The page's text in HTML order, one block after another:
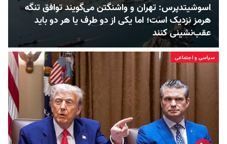
اسوشیتدپرس: تهران و واشنگتن می‌گویند توافق تنگه
هرمز نزدیک است؛ اما یکی از دو طرف یا هر دو باید
عقب‌نشینی کنند
سیاسی و اجتماعی